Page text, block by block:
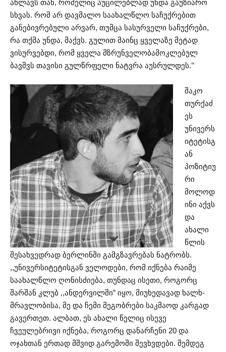
ახლავს თან, რომელიც აუცილებლად უნდა გაუზიარო
სხვას. რომ არ დავმალო საახალწლო საჩუქრებით
განებივრებული არვარ, თუმცა სასურველი საჩუქრები,
რა თქმა უნდა, მაქვს. გულით მაინც ყველაზე მეტად
ვისურვებდი, რომ ყველა მზრუნველობამოკლებულ
ბავშვს თავისი გულწრფელი ნატვრა აუსრულდეს.’’
შაკო
თურქაძ
ეს
უნივერს
იტეტისგ
ან
პოზიტიუ
რი
მოლოდ
ინი აქვს
და
ახალი
წლის
შესახვედრად ბერლინში გამგზავრებას ნატრობს.
,,უნივერსიტეტისგან ველოდები, რომ იქნება რაიმე
საახალწლო ღონისძიება, თუნდაც ისეთი, როგორც
შარშან კლუბ ,,ანდერვილში” იყო, მიუხედავად ხალხ-
მრავლობისა, მე და ჩემი მეგობრები საკმაოდ კარგად
გავერთეთ. ალბათ, ეს ახალი წელიც ისევე
ჩვეულებრივი იქნება, როგორც დანარჩენი 20 და
ოჯახთან ერთად მშვიდ გარემოში შევხვდები. შემდეგ